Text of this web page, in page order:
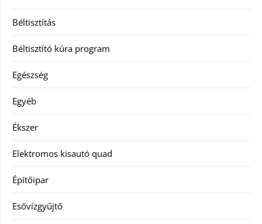
Béltisztítás
Béltisztító kúra program
Egészség
Egyéb
Ékszer
Elektromos kisautó quad
Építőipar
Esővízgyűjtő